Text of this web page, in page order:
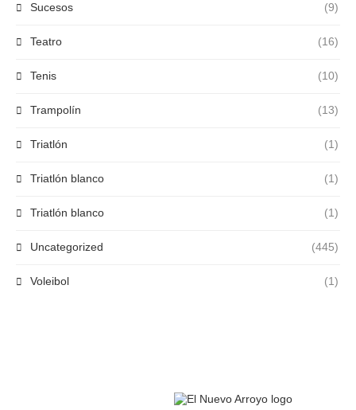
Sucesos (9)
Teatro (16)
Tenis (10)
Trampolín (13)
Triatlón (1)
Triatlón blanco (1)
Triatlón blanco (1)
Uncategorized (445)
Voleibol (1)